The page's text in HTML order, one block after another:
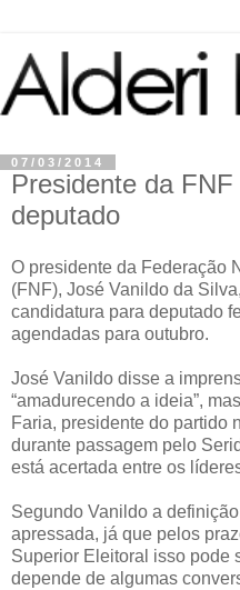
07/03/2014
Presidente da
deputado
O presidente da Federação
(FNF), José Vanildo da
candidatura para deputado
agendadas para outubro.
José Vanildo disse a
“amadurecendo a ideia”,
Faria, presidente do partido
durante passagem pelo
está acertada entre os
Segundo Vanildo a
apressada, já que pelos
Superior Eleitoral isso pode
depende de algumas